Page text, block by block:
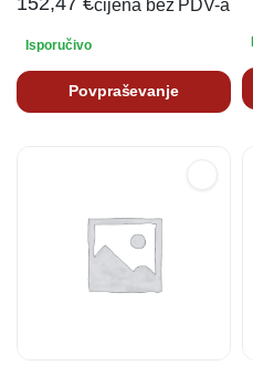
cijena bez PDV-a
Isporučivo
Povpraševanje